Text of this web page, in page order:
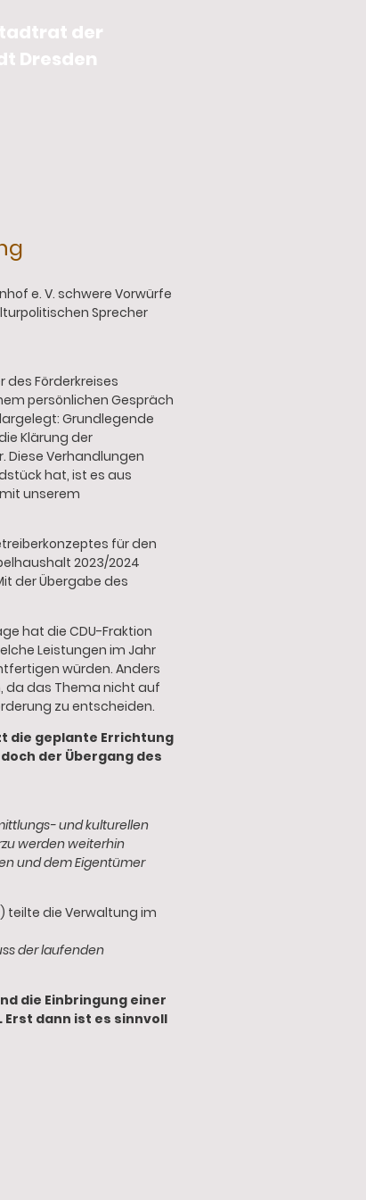
der
Dresden
e. V. schwere Vorwürfe
Sprecher
des Förderkreises
persönlichen Gespräch
Grundlegende
Klärung der
Diese Verhandlungen
hat, ist es aus
unserem
für den
2023/2024
der Übergabe des
hat die CDU-Fraktion
Leistungen im Jahr
würden. Anders
da das Thema nicht auf
zu entscheiden.
die geplante Errichtung
der Übergang des
und kulturellen
werden weiterhin
und dem Eigentümer
teilte die Verwaltung im
der laufenden
die Einbringung einer
dann ist es sinnvoll